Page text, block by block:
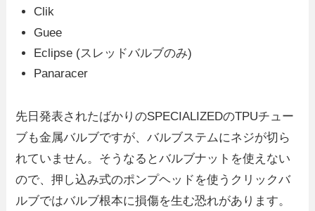
Clik
Guee
Eclipse (スレッドバルブのみ)
Panaracer
先日発表されたばかりのSPECIALIZEDのTPUチュー
ブも金属バルブですが、バルブステムにネジが切ら
れていません。そうなるとバルブナットを使えない
ので、押し込み式のポンプヘッドを使うクリックバ
ルブではバルブ根本に損傷を生む恐れがあります。